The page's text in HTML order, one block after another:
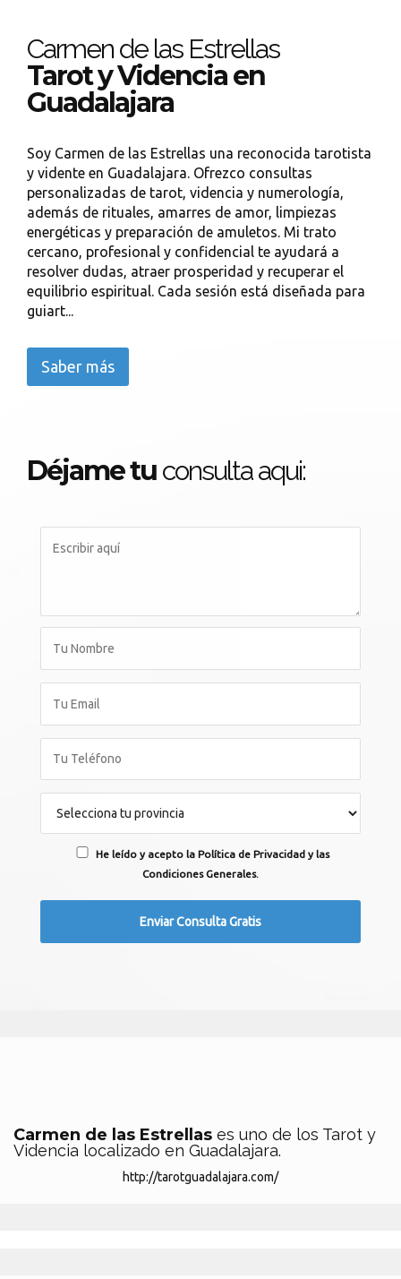
Carmen de las Estrellas
Tarot y Videncia en
Guadalajara
Soy Carmen de las Estrellas una reconocida tarotista
y vidente en Guadalajara. Ofrezco consultas
personalizadas de tarot, videncia y numerología,
además de rituales, amarres de amor, limpiezas
energéticas y preparación de amuletos. Mi trato
cercano, profesional y confidencial te ayudará a
resolver dudas, atraer prosperidad y recuperar el
equilibrio espiritual. Cada sesión está diseñada para
guiart...
Saber más
Déjame tu consulta aqui:
He leído y acepto la Política de Privacidad y las
Condiciones Generales.
Carmen de las Estrellas es uno de los Tarot y
Videncia localizado en Guadalajara.
http://tarotguadalajara.com/